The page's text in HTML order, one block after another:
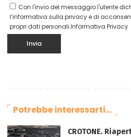
Con l'invio del messaggio l'utente
l’informativa sulla privacy e di
propri dati personali.Informativa Privacy
Potrebbe interessarti…
CROTONE.